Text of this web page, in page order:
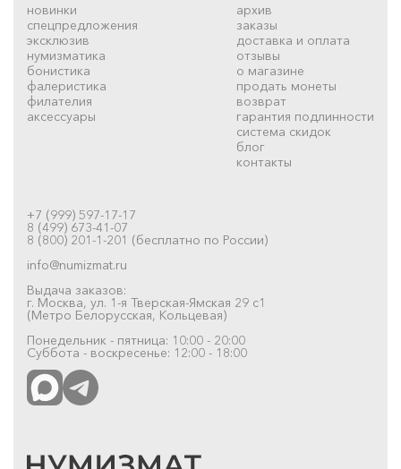
новинки
спецпредложения
эксклюзив
нумизматика
бонистика
фалеристика
филателия
аксессуары
архив
заказы
доставка и оплата
отзывы
о магазине
продать монеты
возврат
гарантия подлинности
система скидок
блог
контакты
+7 (999) 597-17-17
8 (499) 673-41-07
8 (800) 201-1-201 (бесплатно по России)
info@numizmat.ru
Выдача заказов:
г. Москва, ул. 1-я Тверская-Ямская 29 с1
(Метро Белорусская, Кольцевая)
Понедельник - пятница: 10:00 - 20:00
Суббота - воскресенье: 12:00 - 18:00